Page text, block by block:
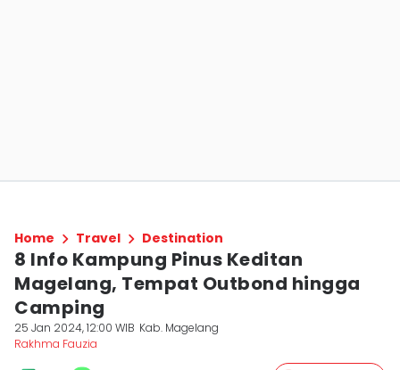
Home Travel Destination
8 Info Kampung Pinus Keditan
Magelang, Tempat Outbond hingga
Camping
25 Jan 2024, 12:00 WIB Kab. Magelang
Rakhma Fauzia